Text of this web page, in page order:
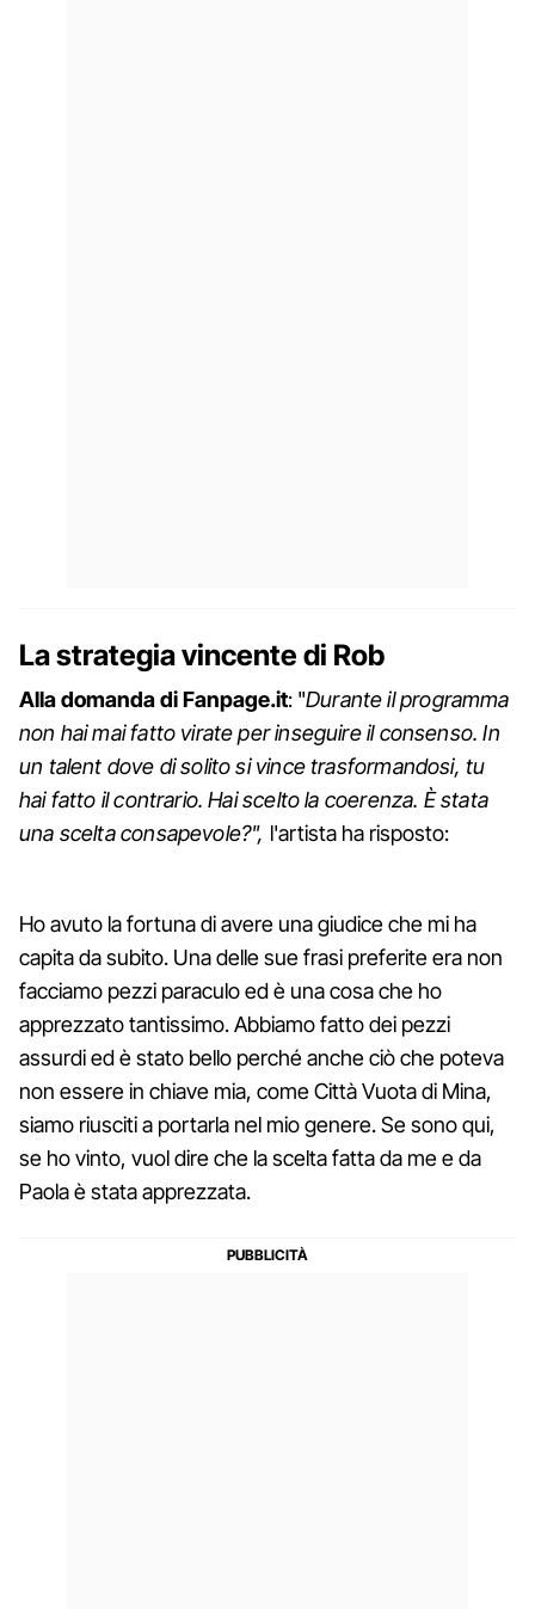
La strategia vincente di Rob
Alla domanda di Fanpage.it: "Durante il programma
non hai mai fatto virate per inseguire il consenso. In
un talent dove di solito si vince trasformandosi, tu
hai fatto il contrario. Hai scelto la coerenza. È stata
una scelta consapevole?", l'artista ha risposto:
Ho avuto la fortuna di avere una giudice che mi ha
capita da subito. Una delle sue frasi preferite era non
facciamo pezzi paraculo ed è una cosa che ho
apprezzato tantissimo. Abbiamo fatto dei pezzi
assurdi ed è stato bello perché anche ciò che poteva
non essere in chiave mia, come Città Vuota di Mina,
siamo riusciti a portarla nel mio genere. Se sono qui,
se ho vinto, vuol dire che la scelta fatta da me e da
Paola è stata apprezzata.